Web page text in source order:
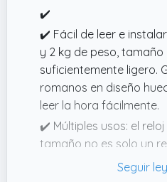
✔️
✔️ Fácil de leer e
y 2 kg de peso,
suficientemente ligero.
romanos en diseño
leer la hora fácilmente.
✔️ Múltiples usos: el
tamaño no es solo un
obra de arte,